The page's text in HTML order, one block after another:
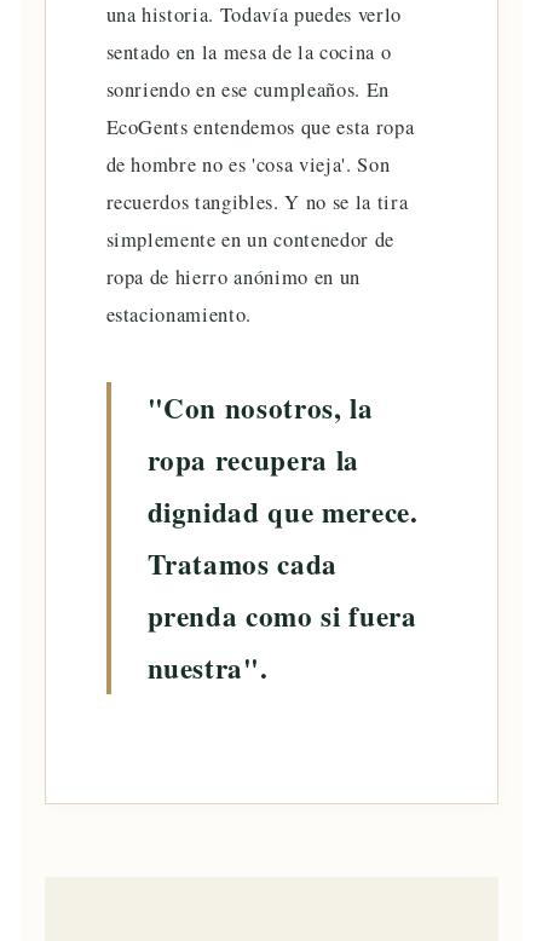
una historia. Todavía puedes verlo
sentado en la mesa de la cocina o
sonriendo en ese cumpleaños. En
EcoGents entendemos que esta ropa
de hombre no es 'cosa vieja'. Son
recuerdos tangibles. Y no se la tira
simplemente en un contenedor de
ropa de hierro anónimo en un
estacionamiento.
"Con nosotros, la
ropa recupera la
dignidad que merece.
Tratamos cada
prenda como si fuera
nuestra".